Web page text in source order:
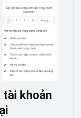
tài khoản